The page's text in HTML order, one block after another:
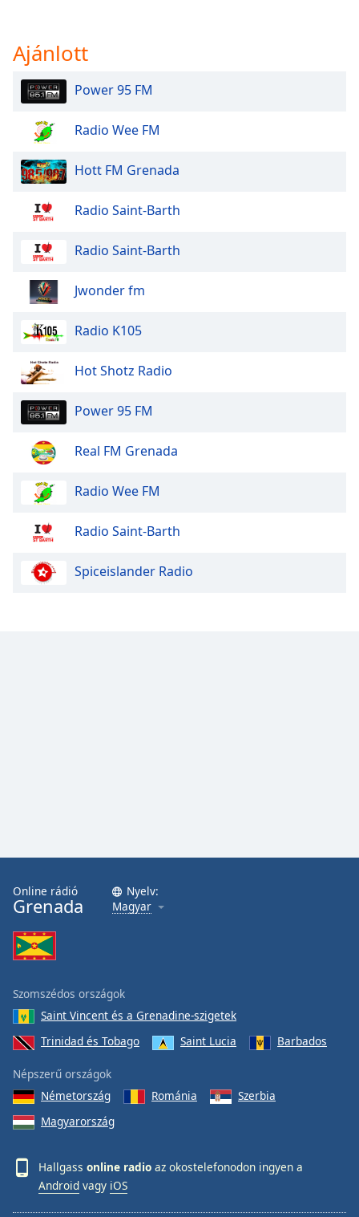
Ajánlott
Power 95 FM
Radio Wee FM
Hott FM Grenada
Radio Saint-Barth
Radio Saint-Barth
Jwonder fm
Radio K105
Hot Shotz Radio
Power 95 FM
Real FM Grenada
Radio Wee FM
Radio Saint-Barth
Spiceislander Radio
Online rádió
Grenada
Nyelv:
Magyar
Szomszédos országok
Saint Vincent és a Grenadine-szigetek
Trinidad és Tobago
Saint Lucia Barbados
Népszerű országok
Németország
Románia
Szerbia
Magyarország
Hallgass online radio az okostelefonodon ingyen a
Android vagy iOS